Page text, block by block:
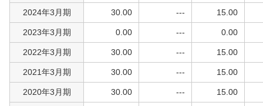
2024年3月期 30.00 --- 15.00
2023年3月期 0.00 --- 0.00
2022年3月期 30.00 --- 15.00
2021年3月期 30.00 --- 15.00
2020年3月期 30.00 --- 15.00